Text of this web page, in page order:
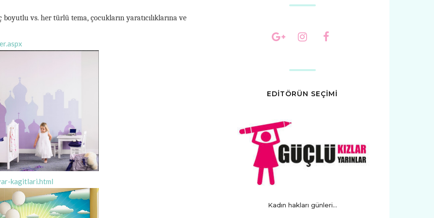
vs. her türlü tema, çocukların yaratıcılıklarına ve
kagitlari.html
EDİTÖRÜN SEÇİMİ
Kadın hakları günleri...